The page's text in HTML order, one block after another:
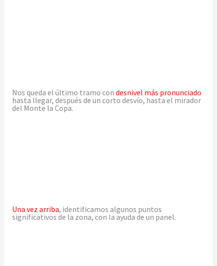
Nos queda el último tramo con desnivel más pronunciado
hasta llegar, después de un corto desvío, hasta el mirador
del Monte la Copa.
Una vez arriba, identificamos algunos puntos
significativos de la zona, con la ayuda de un panel.